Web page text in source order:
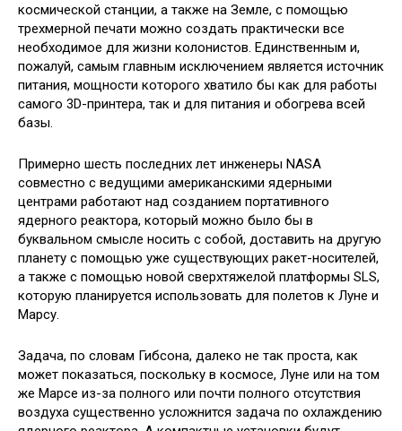
космической станции, а также на Земле, с помощью
трехмерной печати можно создать практически все
необходимое для жизни колонистов. Единственным и,
пожалуй, самым главным исключением является источник
питания, мощности которого хватило бы как для работы
самого 3D-принтера, так и для питания и обогрева всей
базы.
Примерно шесть последних лет инженеры NASA
совместно с ведущими американскими ядерными
центрами работают над созданием портативного
ядерного реактора, который можно было бы в
буквальном смысле носить с собой, доставить на другую
планету с помощью уже существующих ракет-носителей,
а также с помощью новой сверхтяжелой платформы SLS,
которую планируется использовать для полетов к Луне и
Марсу.
Задача, по словам Гибсона, далеко не так проста, как
может показаться, поскольку в космосе, Луне или на том
же Марсе из-за полного или почти полного отсутствия
воздуха существенно усложнится задача по охлаждению